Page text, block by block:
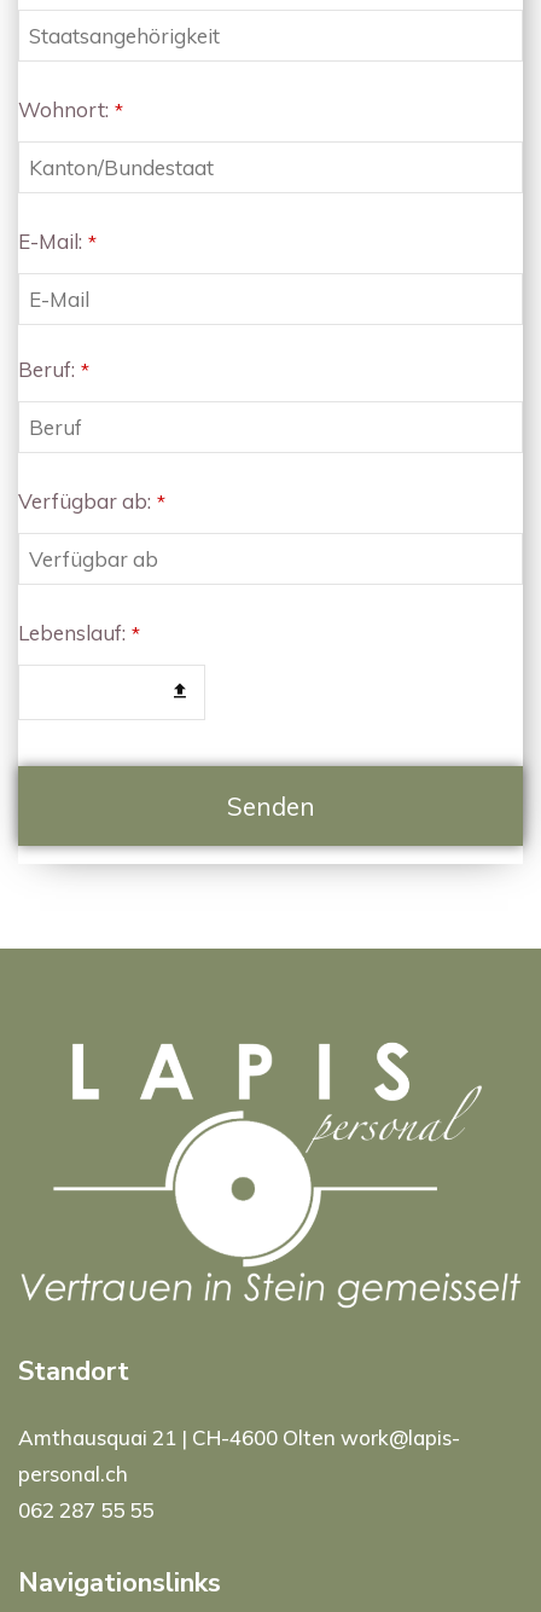
Wohnort: *
E-Mail: *
Beruf: *
Verfügbar ab: *
Lebenslauf: *
Senden
should
Standort
Amthausquai 21 | CH-4600 Olten work@lapis-
personal.ch
062 287 55 55
Navigationslinks